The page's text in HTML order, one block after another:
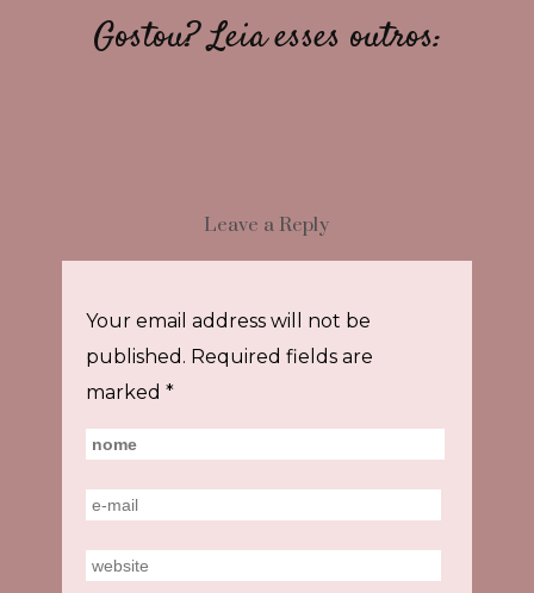
Gostou? Leia esses outros:
Leave a Reply
Your email address will not be
published. Required fields are
marked *